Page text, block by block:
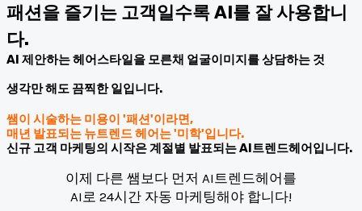
패션을 즐기는 고객일수록 AI를 잘 사용합니
다.
AI 제안하는 헤어스타일을 모른채 얼굴이미지를 상담하는 것
생각만 해도 끔찍한 일입니다.
쌤이 시술하는 미용이 '패션'이라면,
매년 발표되는 뉴트렌드 헤어는 '미학'입니다.
신규 고객 마케팅의 시작은 계절별 발표되는 AI트렌드헤어입니다.
이제 다른 쌤보다 먼저 AI트렌드헤어를
AI로 24시간 자동 마케팅해야 합니다!